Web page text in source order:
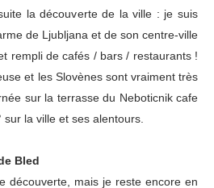
la découverte de la ville : je suis
de Ljubljana et de son centre-ville
rempli de cafés / bars / restaurants !
et les Slovènes sont vraiment très
sur la terrasse du Neboticnik cafe
la ville et ses alentours.
Bled
découverte, mais je reste encore en